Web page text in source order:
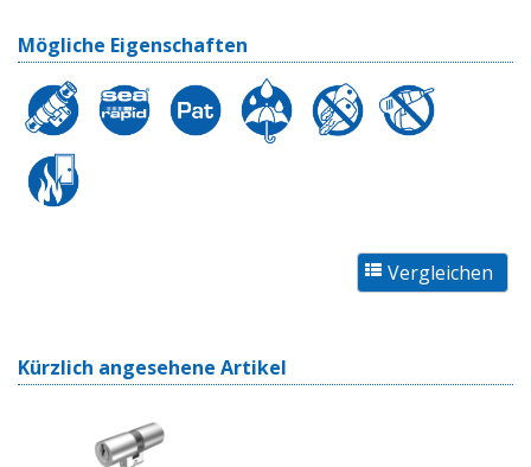
Mögliche Eigenschaften
Kürzlich angesehene Artikel